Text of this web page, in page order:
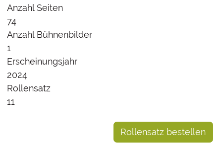
Anzahl Seiten
74
Anzahl Bühnenbilder
1
Erscheinungsjahr
2024
Rollensatz
11
Rollensatz bestellen